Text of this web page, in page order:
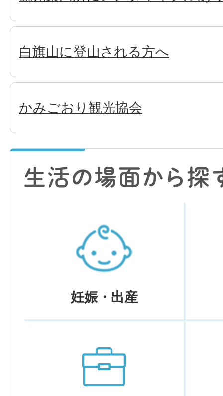
白旗山に登山される方へ
かみごおり観光協会
妊娠・出産